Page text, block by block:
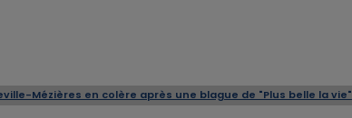
Mézières en colère après une blague de "Plus belle la vie"